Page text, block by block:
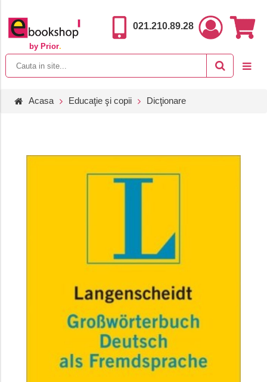
by Prior.
021.210.89.28
Acasa Educaţie şi copii Dicţionare